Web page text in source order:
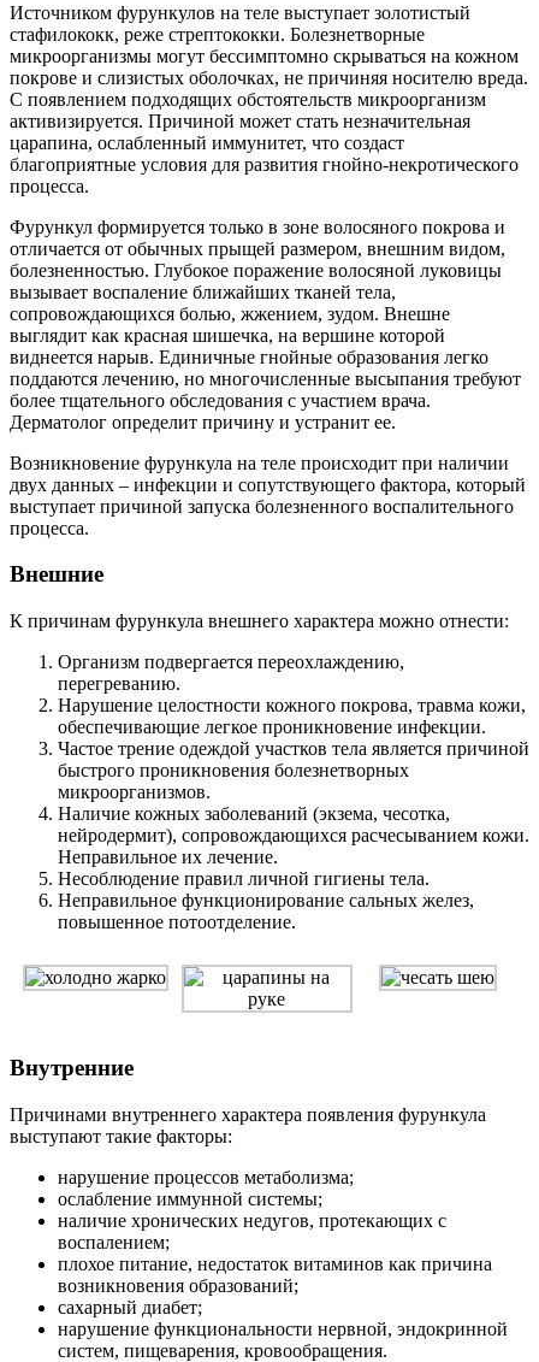
Источником фурункулов на теле выступает золотистый
стафилококк, реже стрептококки. Болезнетворные
микроорганизмы могут бессимптомно скрываться на кожном
покрове и слизистых оболочках, не причиняя носителю вреда.
С появлением подходящих обстоятельств микроорганизм
активизируется. Причиной может стать незначительная
царапина, ослабленный иммунитет, что создаст
благоприятные условия для развития гнойно-некротического
процесса.
Фурункул формируется только в зоне волосяного покрова и
отличается от обычных прыщей размером, внешним видом,
болезненностью. Глубокое поражение волосяной луковицы
вызывает воспаление ближайших тканей тела,
сопровождающихся болью, жжением, зудом. Внешне
выглядит как красная шишечка, на вершине которой
виднеется нарыв. Единичные гнойные образования легко
поддаются лечению, но многочисленные высыпания требуют
более тщательного обследования с участием врача.
Дерматолог определит причину и устранит ее.
Возникновение фурункула на теле происходит при наличии
двух данных – инфекции и сопутствующего фактора, который
выступает причиной запуска болезненного воспалительного
процесса.
Внешние
К причинам фурункула внешнего характера можно отнести:
Организм подвергается переохлаждению,
перегреванию.
Нарушение целостности кожного покрова, травма кожи,
обеспечивающие легкое проникновение инфекции.
Частое трение одеждой участков тела является причиной
быстрого проникновения болезнетворных
микроорганизмов.
Наличие кожных заболеваний (экзема, чесотка,
нейродермит), сопровождающихся расчесыванием кожи.
Неправильное их лечение.
Несоблюдение правил личной гигиены тела.
Неправильное функционирование сальных желез,
повышенное потоотделение.
Внутренние
Причинами внутреннего характера появления фурункула
выступают такие факторы:
нарушение процессов метаболизма;
ослабление иммунной системы;
наличие хронических недугов, протекающих с
воспалением;
плохое питание, недостаток витаминов как причина
возникновения образований;
сахарный диабет;
нарушение функциональности нервной, эндокринной
систем, пищеварения, кровообращения.